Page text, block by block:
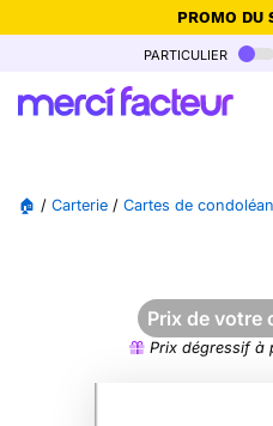
PROMO DU
-30% de réduction avec le code
Ne plus
particulier
🏠 / Carterie / Cartes de
Prix de votre
Prix dégressif à